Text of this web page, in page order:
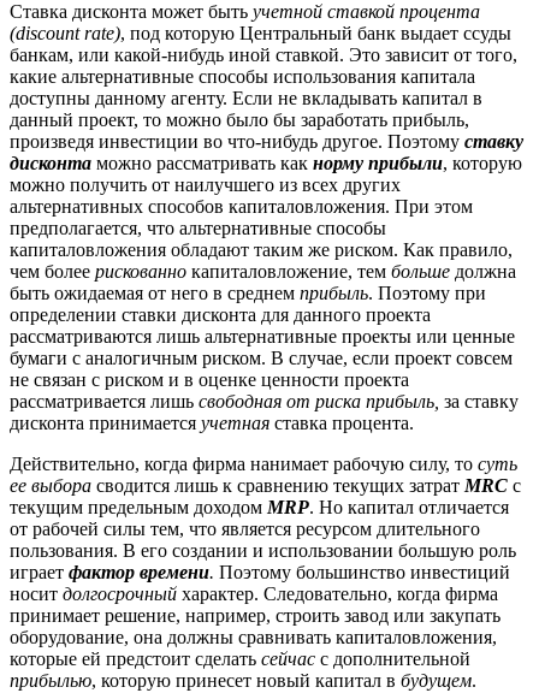
Ставка дисконта может быть учетной ставкой процента
(discount rate), под которую Центральный банк выдает ссуды
банкам, или какой-нибудь иной ставкой. Это зависит от того,
какие альтернативные способы использования капитала
доступны данному агенту. Если не вкладывать капитал в
данный проект, то можно было бы заработать прибыль,
произведя инвестиции во что-нибудь другое. Поэтому ставку
дисконта можно рассматривать как норму прибыли, которую
можно получить от наилучшего из всех других
альтернативных способов капиталовложения. При этом
предполагается, что альтернативные способы
капиталовложения обладают таким же риском. Как правило,
чем более рискованно капиталовложение, тем больше должна
быть ожидаемая от него в среднем прибыль. Поэтому при
определении ставки дисконта для данного проекта
рассматриваются лишь альтернативные проекты или ценные
бумаги с аналогичным риском. В случае, если проект совсем
не связан с риском и в оценке ценности проекта
рассматривается лишь свободная от риска прибыль, за ставку
дисконта принимается учетная ставка процента.
Действительно, когда фирма нанимает рабочую силу, то суть
ее выбора сводится лишь к сравнению текущих затрат MRC с
текущим предельным доходом MRP. Но капитал отличается
от рабочей силы тем, что является ресурсом длительного
пользования. В его создании и использовании большую роль
играет фактор времени. Поэтому большинство инвестиций
носит долгосрочный характер. Следовательно, когда фирма
принимает решение, например, строить завод или закупать
оборудование, она должны сравнивать капиталовложения,
которые ей предстоит сделать сейчас с дополнительной
прибылью, которую принесет новый капитал в будущем.